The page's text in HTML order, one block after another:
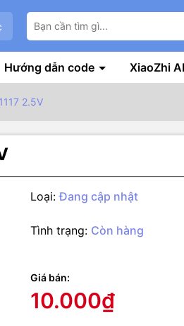
Hướng dẫn code XiaoZhi AI
2.5V
Loại: Đang cập nhật
Tình trạng: Còn hàng
Giá bán:
10.000₫
số kỹ thuật
AMS1117 2.5V là module nguồn ổn
và ngõ ra, dễ dàng kết nối. Kích
5V ( Điện áp đầu vào phải cao